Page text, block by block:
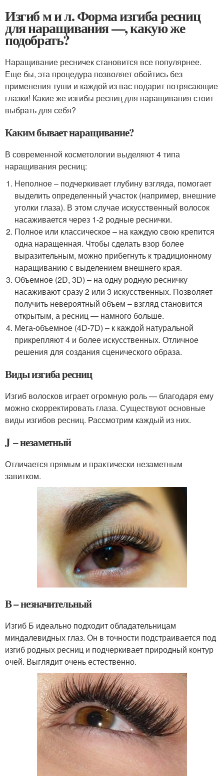
Изгиб м и л. Форма изгиба ресниц
для наращивания —, какую же
подобрать?
Наращивание ресничек становится все популярнее.
Еще бы, эта процедура позволяет обойтись без
применения туши и каждой из вас подарит потрясающие
глазки! Какие же изгибы ресниц для наращивания стоит
выбрать для себя?
Каким бывает наращивание?
В современной косметологии выделяют 4 типа
наращивания ресниц:
Неполное – подчеркивает глубину взгляда, помогает
выделить определенный участок (например, внешние
уголки глаза). В этом случае искусственный волосок
насаживается через 1-2 родные реснички.
Полное или классическое – на каждую свою крепится
одна наращенная. Чтобы сделать взор более
выразительным, можно прибегнуть к традиционному
наращиванию с выделением внешнего края.
Объемное (2D, 3D) – на одну родную ресничку
насаживают сразу 2 или 3 искусственных. Позволяет
получить невероятный объем – взгляд становится
открытым, а ресниц — намного больше.
Мега-объемное (4D-7D) – к каждой натуральной
прикрепляют 4 и более искусственных. Отличное
решения для создания сценического образа.
Виды изгиба ресниц
Изгиб волосков играет огромную роль — благодаря ему
можно скорректировать глаза. Существуют основные
виды изгибов ресниц. Рассмотрим каждый из них.
J – незаметный
Отличается прямым и практически незаметным
завитком.
В – незначительный
Изгиб Б идеально подходит обладательницам
миндалевидных глаз. Он в точности подстраивается под
изгиб родных ресниц и подчеркивает природный контур
очей. Выглядит очень естественно.